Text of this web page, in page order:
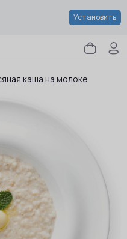
Установить
каша на молоке